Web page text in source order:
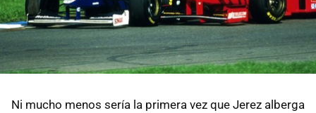
Ni mucho menos sería la primera vez que Jerez alberga